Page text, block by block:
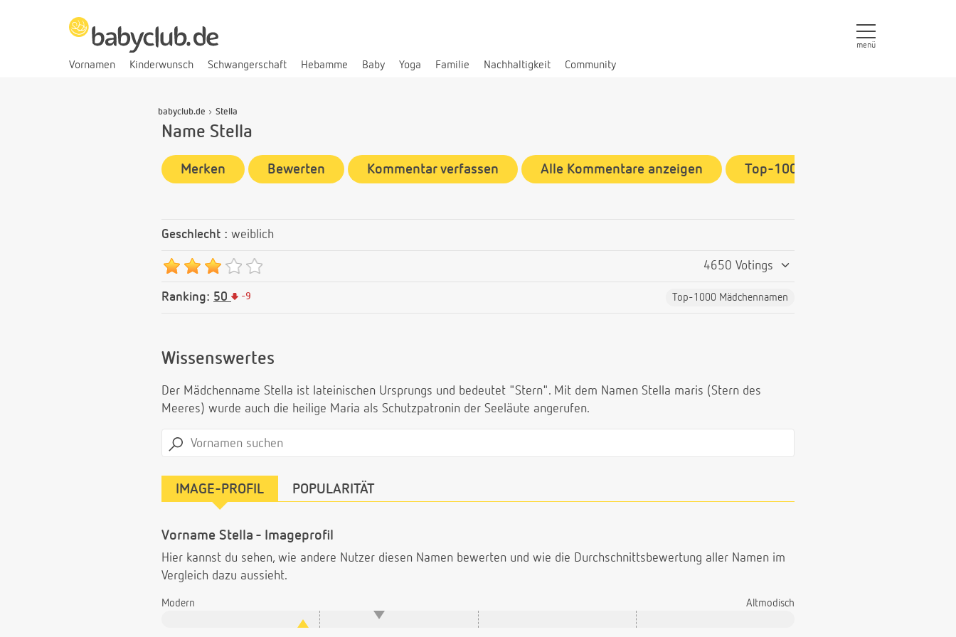
Vornamen Kinderwunsch Schwangerschaft Hebamme Baby Yoga Familie Nachhaltigkeit Community
menü
babyclub.de Stella
Name Stella
Merken Bewerten Kommentar verfassen Alle Kommentare anzeigen Top-1000 Mädchennamen
Geschlecht : weiblich
4650 Votings
Ranking: 50 -9 Top-1000 Mädchennamen
Wissenswertes
Der Mädchenname Stella ist lateinischen Ursprungs und bedeutet "Stern". Mit dem Namen Stella maris (Stern des
Meeres) wurde auch die heilige Maria als Schutzpatronin der Seeläute angerufen.
IMAGE-PROFIL POPULARITÄT
Vorname Stella - Imageprofil
Hier kannst du sehen, wie andere Nutzer diesen Namen bewerten und wie die Durchschnittsbewertung aller Namen im
Vergleich dazu aussieht.
Modern Altmodisch